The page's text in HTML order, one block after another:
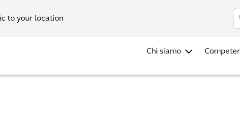
to your location
Chi siamo